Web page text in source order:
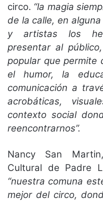
circo. “la magia
de la calle, en
y artistas los
presentar al
popular que permite
el humor, la
comunicación a
acrobáticas,
contexto social
reencontrarnos”.
Nancy San
Cultural de Padre
“nuestra comuna
mejor del circo,